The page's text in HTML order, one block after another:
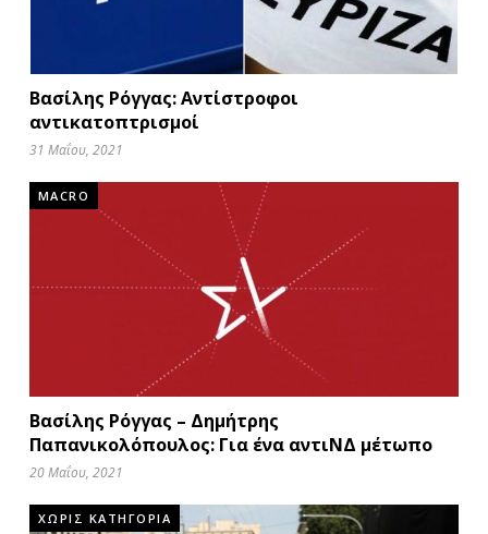
Βασίλης Ρόγγας: Αντίστροφοι
αντικατοπτρισμοί
31 Μαΐου, 2021
MACRO
Βασίλης Ρόγγας – Δημήτρης
Παπανικολόπουλος: Για ένα αντιΝΔ μέτωπο
20 Μαΐου, 2021
ΧΩΡΙΣ ΚΑΤΗΓΟΡΙΑ